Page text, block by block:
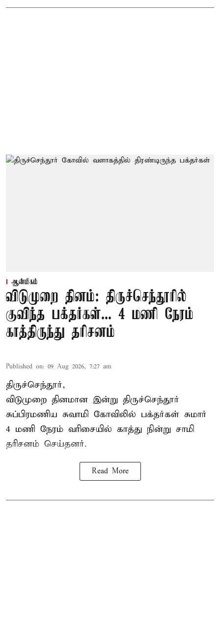
ஆன்மிகம்
விடுமுறை தினம்: திருச்செந்தூரில்
குவிந்த பக்தர்கள்... 4 மணி நேரம்
காத்திருந்து தரிசனம்
Published on: 09 Aug 2026, 7:27 am
திருச்செந்தூர்,
விடுமுறை தினமான இன்று திருச்செந்தூர்
சுப்பிரமணிய சுவாமி கோவிலில் பக்தர்கள் சுமார்
4 மணி நேரம் வரிசையில் காத்து நின்று சாமி
தரிசனம் செய்தனர்.
Read More